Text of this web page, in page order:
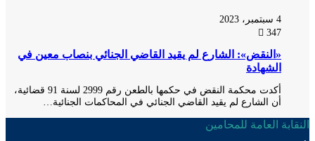
«النقض»: الشارع لم يقيد القاضي الجنائي بنصاب معين في
الشهادة
أكدت محكمة النقض في حكمها بالطعن رقم 2999 لسنة 91 قضائية،
أن الشارع لم يقيد القاضي الجنائي في المحاكمات الجنائية…
العامة للمحامين